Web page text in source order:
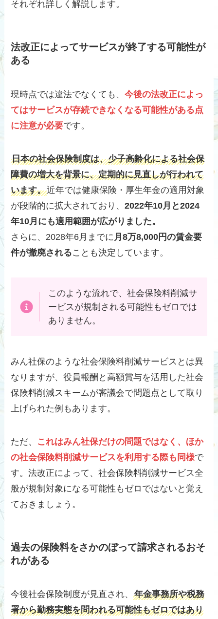
それぞれ詳しく解説します。
法改正によってサービスが終了する可能性が
ある
現時点では違法でなくても、今後の法改正によっ
てはサービスが存続できなくなる可能性がある点
に注意が必要です。
日本の社会保険制度は、少子高齢化による社会保
障費の増大を背景に、定期的に見直しが行われて
います。近年では健康保険・厚生年金の適用対象
が段階的に拡大されており、2022年10月と2024
年10月にも適用範囲が広がりました。
さらに、2028年6月までに 月8万8,000円の賃金要
件が撤廃されることも決定しています。
このような流れで、社会保険料削減サ
ービスが規制される可能性もゼロでは
ありません。
みん社保のような社会保険料削減サービスとは異
なりますが、役員報酬と高額賞与を活用した社会
保険料削減スキームが審議会で問題点として取り
上げられた例もあります。
ただ、 これはみん社保だけの問題ではなく、ほか
の社会保険料削減サービスを利用する際も同様で
す。法改正によって、社会保険料削減サービス全
般が規制対象になる可能性もゼロではないと覚え
ておきましょう。
過去の保険料をさかのぼって請求されるおそ
れがある
今後社会保険制度が見直され、年金事務所や税務
署から勤務実態を問われる可能性もゼロではあり